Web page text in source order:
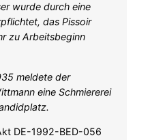
wurde durch eine
das Pissoir
zu Arbeitsbeginn
meldete der
eine Schmiererei
DE-1992-BED-056